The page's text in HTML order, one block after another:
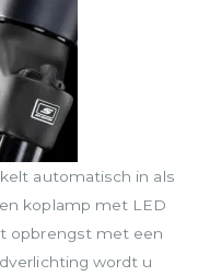
automatisch in als
koplamp met LED
opbrengst met een
wordt u